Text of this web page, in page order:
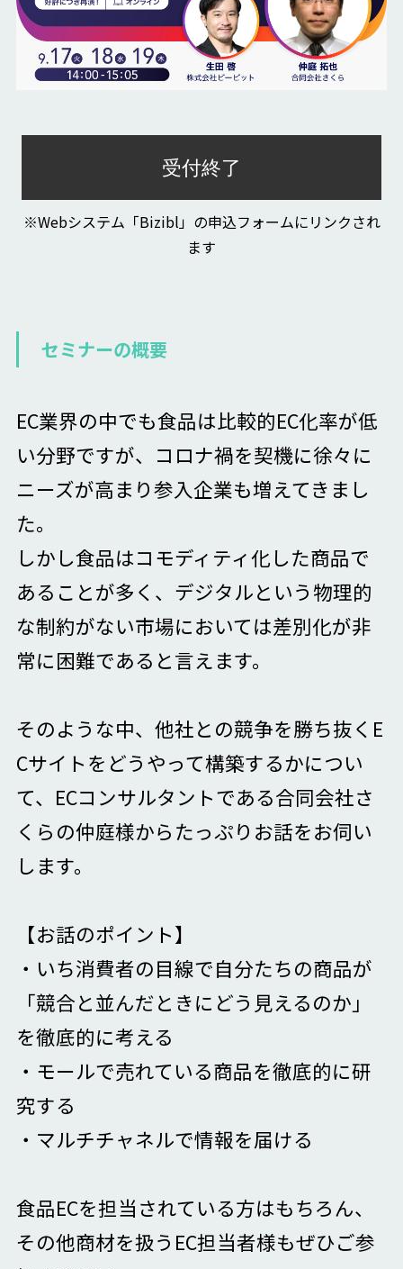
受付終了
※Webシステム「Bizibl」の申込フォームにリンクされ
ます
セミナーの概要
EC業界の中でも食品は比較的EC化率が低
い分野ですが、コロナ禍を契機に徐々に
ニーズが高まり参入企業も増えてきまし
た。
しかし食品はコモディティ化した商品で
あることが多く、デジタルという物理的
な制約がない市場においては差別化が非
常に困難であると言えます。
そのような中、他社との競争を勝ち抜くE
Cサイトをどうやって構築するかについ
て、ECコンサルタントである合同会社さ
くらの仲庭様からたっぷりお話をお伺い
します。
【お話のポイント】
・いち消費者の目線で自分たちの商品が
「競合と並んだときにどう見えるのか」
を徹底的に考える
・モールで売れている商品を徹底的に研
究する
・マルチチャネルで情報を届ける
食品ECを担当されている方はもちろん、
その他商材を扱うEC担当者様もぜひご参